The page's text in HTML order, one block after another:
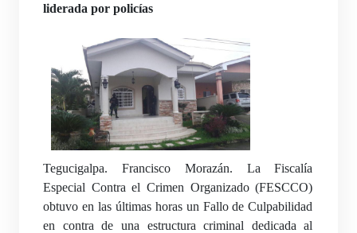
liderada por policías
Tegucigalpa. Francisco Morazán. La Fiscalía
Especial Contra el Crimen Organizado (FESCCO)
obtuvo en las últimas horas un Fallo de Culpabilidad
en contra de una estructura criminal dedicada al